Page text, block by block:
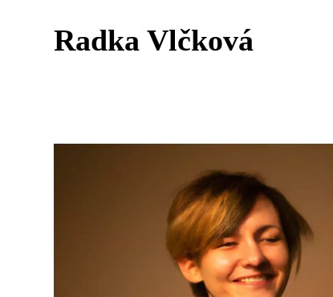
Radka Vlčková